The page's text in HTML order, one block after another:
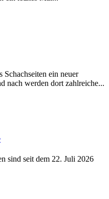
Schachseiten ein neuer
nach werden dort zahlreiche...
sind seit dem 22. Juli 2026